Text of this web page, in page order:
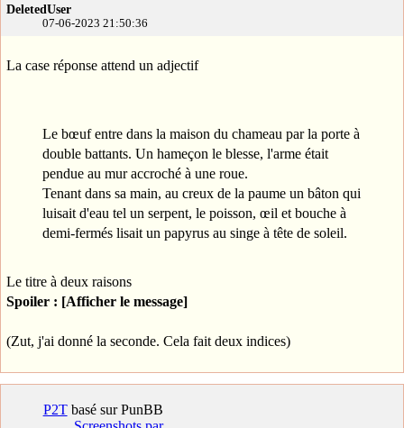
DeletedUser
07-06-2023 21:50:36
La case réponse attend un adjectif
Le bœuf entre dans la maison du chameau par la porte à
double battants. Un hameçon le blesse, l'arme était
pendue au mur accroché à une roue.
Tenant dans sa main, au creux de la paume un bâton qui
luisait d'eau tel un serpent, le poisson, œil et bouche à
demi-fermés lisait un papyrus au singe à tête de soleil.
Le titre à deux raisons
Spoiler : [Afficher le message]
(Zut, j'ai donné la seconde. Cela fait deux indices)
P2Tbasé sur PunBB